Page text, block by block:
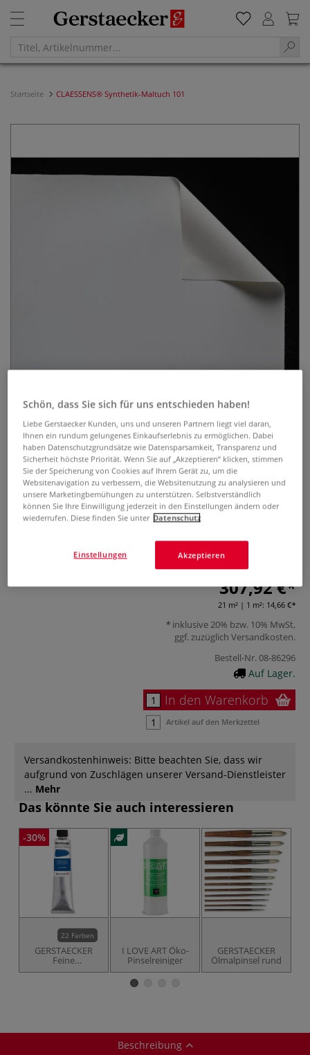
Startseite CLAESSENS® Synthetik-Maltuch 101
CLAESSENS® Synthetik-Maltuch
101
0 Bewertungen
Das CLAESSENS® Synthetik-Maltuch 101 mit
Universalgrundierung. Ideal für Öl und Acryl.
Struktur. Format: 10 m x 2,1 m.
Mehr
307,92 €
21 m² | 1 m²: 14,66 €
inklusive 20% bzw. 10% MwSt,
ggf. zuzüglich Versandkosten.
Bestell-Nr.08-86296
Auf Lager.
In den Warenkorb
Artikel auf den Merkzettel
Versandkostenhinweis: Bitte beachten Sie, dass wir
aufgrund von Zuschlägen unserer Versand-Dienstleister
... Mehr
Das könnte Sie auch interessieren
-30%
22 Farben
GERSTAECKER
Feine
Künstlerölfarbe
I LOVE ART Öko-
Pinselreiniger
GERSTAECKER
Ölmalpinsel rund
Beschreibung
Schön, dass Sie sich für uns entschieden haben!
Liebe Gerstaecker Kunden, uns und unseren Partnern liegt viel daran,
Ihnen ein rundum gelungenes Einkaufserlebnis zu ermöglichen. Dabei
haben Datenschutzgrundsätze wie Datensparsamkeit, Transparenz und
Sicherheit höchste Priorität. Wenn Sie auf „Akzeptieren“ klicken, stimmen
Sie der Speicherung von Cookies auf Ihrem Gerät zu, um die
Websitenavigation zu verbessern, die Websitenutzung zu analysieren und
unsere Marketingbemühungen zu unterstützen. Selbstverständlich
können Sie Ihre Einwilligung jederzeit in den Einstellungen ändern oder
wiederrufen. Diese finden Sie unter Datenschutz
Akzeptieren
Einstellungen